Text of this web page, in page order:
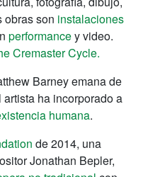
obras son instalaciones
performancey video.
Cremaster Cycle.
Barney emana de
ha incorporado a
humana.
de 2014, una
Jonathan Bepler,